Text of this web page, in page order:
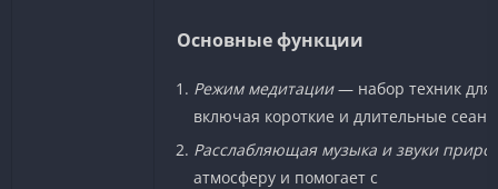
Основные функции
Режим медитации— набор техник для
включая короткие и длительные
Расслабляющая музыка и звуки
атмосферу и помогает с